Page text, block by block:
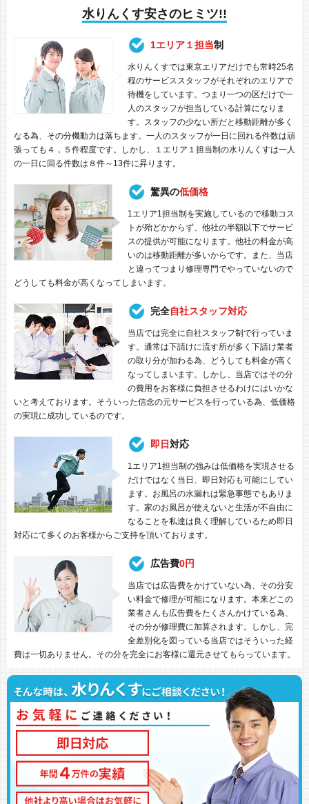
水りんくす安さのヒミツ!!
1エリア１担当制
水りんくすでは東京エリアだけでも常時25名
程のサービススタッフがそれぞれのエリアで
待機をしています。つまり一つの区だけで一
人のスタッフが担当している計算になりま
す。スタッフの少ない所だと移動距離が多く
なる為、その分機動力は落ちます。一人のスタッフが一日に回れる件数は頑
張っても４，５件程度です。しかし、１エリア１担当制の水りんくすは一人
の一日に回る件数は８件～13件に昇ります。
驚異の低価格
1エリア1担当制を実施しているので移動コス
トが殆どかからず、他社の半額以下でサービ
スの提供が可能になります。他社の料金が高
いのは移動距離が多いからです。また、当店
と違ってつまり修理専門でやっていないので
どうしても料金が高くなってしまいます。
完全自社スタッフ対応
当店では完全に自社スタッフ制で行っていま
す。通常は下請けに流す所が多く下請け業者
の取り分が加わる為、どうしても料金が高く
なってしまいます。しかし、当店ではその分
の費用をお客様に負担させるわけにはいかな
いと考えております。そういった信念の元サービスを行っている為、低価格
の実現に成功しているのです。
即日対応
1エリア1担当制の強みは低価格を実現させる
だけではなく当日、即日対応も可能にしてい
ます。お風呂の水漏れは緊急事態でもありま
す。家のお風呂が使えないと生活が不自由に
なることを私達は良く理解しているため即日
対応にて多くのお客様からご支持を頂いております。
広告費0円
当店では広告費をかけていない為、その分安
い料金で修理が可能になります。本来どこの
業者さんも広告費をたくさんかけている為、
その分が修理費に加算されます。しかし、完
全差別化を図っている当店ではそういった経
費は一切ありません。その分を完全にお客様に還元させてもらっています。